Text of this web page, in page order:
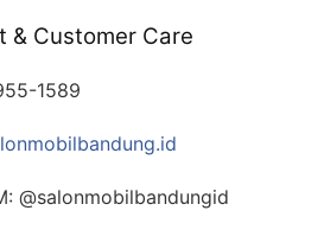
& Customer Care
1589
@salonmobilbandungid